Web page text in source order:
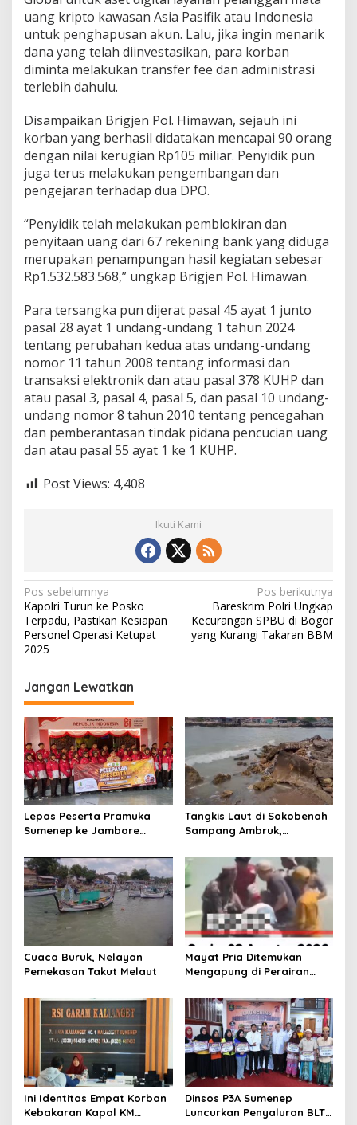
uang kripto kawasan Asia Pasifik atau Indonesia
untuk penghapusan akun. Lalu, jika ingin menarik
dana yang telah diinvestasikan, para korban
diminta melakukan transfer fee dan administrasi
terlebih dahulu.
Disampaikan Brigjen Pol. Himawan, sejauh ini
korban yang berhasil didatakan mencapai 90 orang
dengan nilai kerugian Rp105 miliar. Penyidik pun
juga terus melakukan pengembangan dan
pengejaran terhadap dua DPO.
“Penyidik telah melakukan pemblokiran dan
penyitaan uang dari 67 rekening bank yang diduga
merupakan penampungan hasil kegiatan sebesar
Rp1.532.583.568,” ungkap Brigjen Pol. Himawan.
Para tersangka pun dijerat pasal 45 ayat 1 junto
pasal 28 ayat 1 undang-undang 1 tahun 2024
tentang perubahan kedua atas undang-undang
nomor 11 tahun 2008 tentang informasi dan
transaksi elektronik dan atau pasal 378 KUHP dan
atau pasal 3, pasal 4, pasal 5, dan pasal 10 undang-
undang nomor 8 tahun 2010 tentang pencegahan
dan pemberantasan tindak pidana pencucian uang
dan atau pasal 55 ayat 1 ke 1 KUHP.
Post Views: 4,408
Ikuti Kami
N
a
v
i
g
a
s
i
p
o
s
Pos sebelumnya
Kapolri Turun ke Posko
Terpadu, Pastikan Kesiapan
Personel Operasi Ketupat
2025
Pos berikutnya
Bareskrim Polri Ungkap
Kecurangan SPBU di Bogor
yang Kurangi Takaran BBM
Jangan Lewatkan
Lepas Peserta Pramuka
Sumenep ke Jambore
Wabup KH Imam Hasyim
Tangkis Laut di Sokobenah
Sampang Ambruk,
Warga
Cuaca Buruk, Nelayan
Pemekasan Takut Melaut
Mayat Pria Ditemukan
Mengapung di Perairan
Sumenep
Ini Identitas Empat Korban
Kebakaran Kapal KM
Dinsos P3A Sumenep
Luncurkan Penyaluran BLT